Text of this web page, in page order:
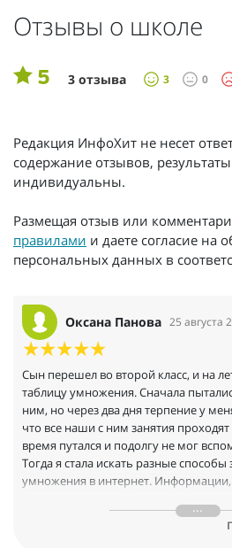
Отзывы о школе
5 3 отзыва 3 0
Редакция ИнфоХит не несет
содержание отзывов,
индивидуальны.
Размещая отзыв или
правилами и даете согласие на
персональных данных в
Оксана Панова 25 августа
Сын перешел во второй класс, и на
таблицу умножения. Сначала
ним, но через два дня терпение у
что все наши с ним занятия
время путался и подолгу не мог
Тогда я стала искать разные
умножения в интернет. Информации,
через песни, но всеэто показалось
Ведь математика – серьезная наука,